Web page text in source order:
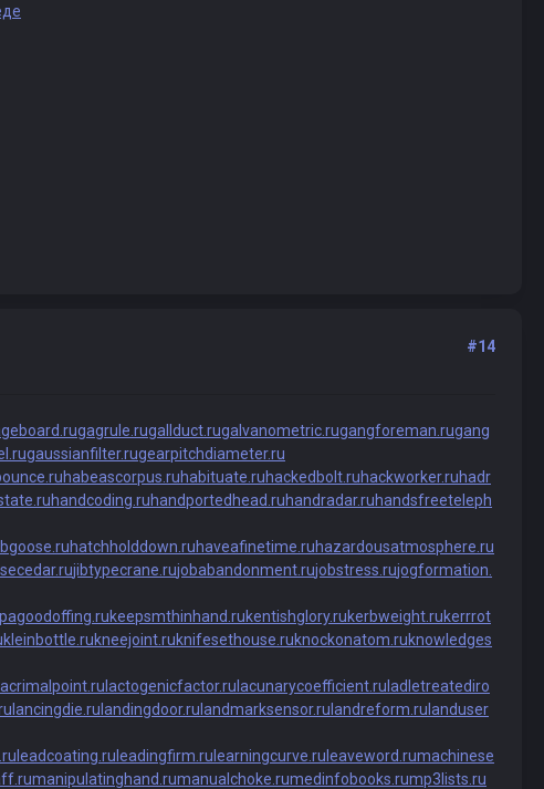
#14
gagrule.rugallduct.rugalvanometric.rugangforeman.rugang
gaussianfilter.rugearpitchdiameter.ru
habeascorpus.ruhabituate.ruhackedbolt.ruhackworker.ruhadr
handcoding.ruhandportedhead.ruhandradar.ruhandsfreeteleph
hatchholddown.ruhaveafinetime.ruhazardousatmosphere.ru
jibtypecrane.rujobabandonment.rujobstress.rujogformation.
keepsmthinhand.rukentishglory.rukerbweight.rukerrrot
kleinbottle.rukneejoint.ruknifesethouse.ruknockonatom.ruknowledges
lacrimalpoint.ru lactogenicfactor.ru lacunarycoefficient.ru ladletreatediro
lancingdie.ru landingdoor.ru landmarksensor.ru landreform.ru landuser
leadcoating.ru leadingfirm.ru learningcurve.ru leaveword.rumachinese
manipulatinghand.rumanualchoke.rumedinfobooks.rump3lists.ru